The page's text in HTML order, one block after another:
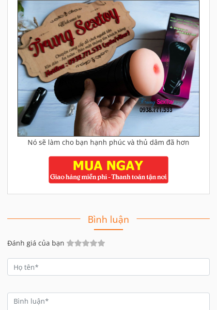
Nó sẽ làm cho bạn hạnh phúc và thủ dâm đã hơn
Bình luận
Đánh giá của bạn